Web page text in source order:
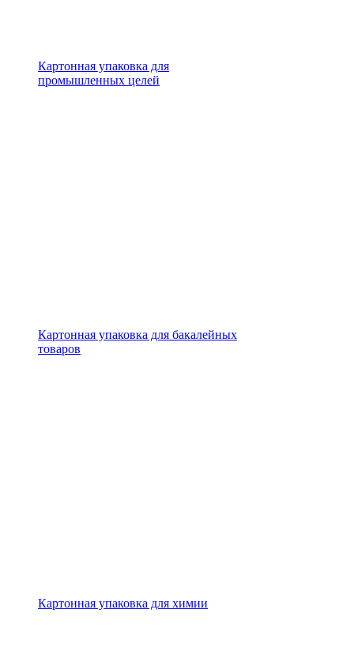
Картонная упаковка для
промышленных целей
Картонная упаковка для бакалейных
товаров
Картонная упаковка для химии